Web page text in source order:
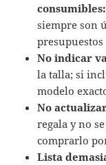
consumibles:
siempre son
presupuestos
No indicar
la talla; si
modelo
No
regala y no
comprarlo
Lista